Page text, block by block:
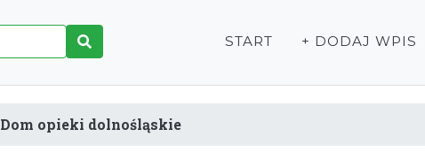
START + DODAJ WPIS
Dom opieki dolnośląskie